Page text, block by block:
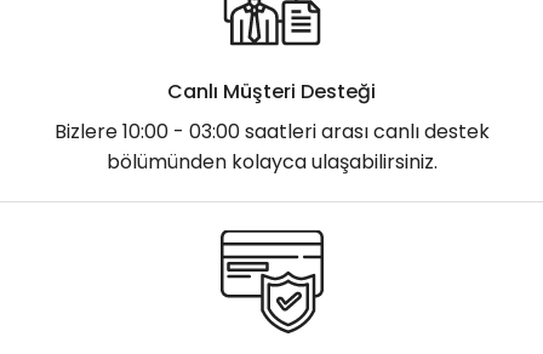
Canlı Müşteri Desteği
Bizlere 10:00 - 03:00 saatleri arası canlı destek
bölümünden kolayca ulaşabilirsiniz.